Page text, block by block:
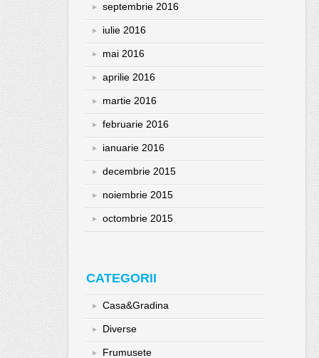
septembrie 2016
iulie 2016
mai 2016
aprilie 2016
martie 2016
februarie 2016
ianuarie 2016
decembrie 2015
noiembrie 2015
octombrie 2015
CATEGORII
Casa&Gradina
Diverse
Frumusete